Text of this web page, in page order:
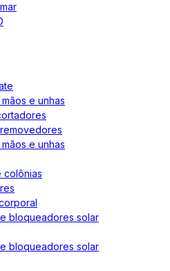
e unhas
e unhas
colônias
bloqueadores solar
bloqueadores solar